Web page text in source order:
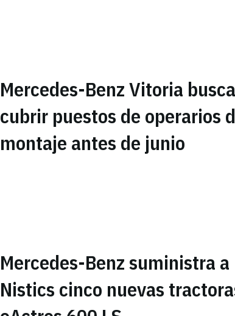
Mercedes-Benz Vitoria busca
cubrir puestos de operarios
montaje antes de junio
Mercedes-Benz suministra a
Nistics cinco nuevas